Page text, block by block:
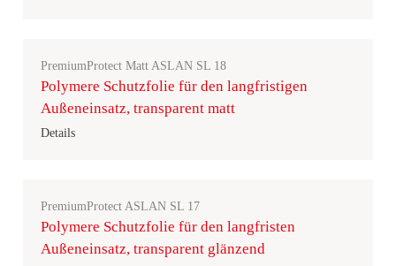
PremiumProtect Matt ASLAN SL 18
Polymere Schutzfolie für den langfristigen
Außeneinsatz, transparent matt
Details
PremiumProtect ASLAN SL 17
Polymere Schutzfolie für den langfristen
Außeneinsatz, transparent glänzend